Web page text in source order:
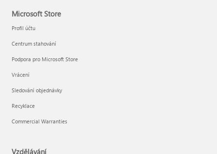
Microsoft Store
Profil účtu
Centrum stahování
Podpora pro Microsoft Store
Vrácení
Sledování objednávky
Recyklace
Commercial Warranties
Vzdělávání